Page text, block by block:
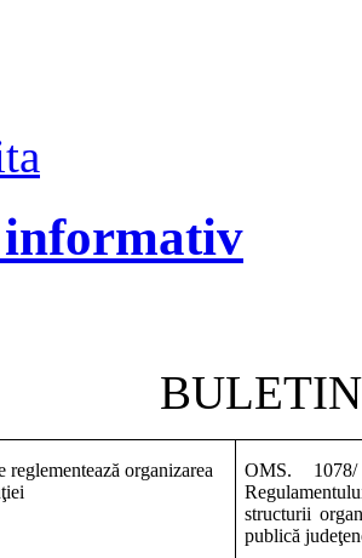
reglementează organizarea
OMS.
structurii
publică